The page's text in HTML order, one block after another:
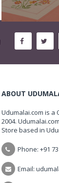
ABOUT
Udumalai.com is a
2004.
Store based in
Phone: +91
Email: